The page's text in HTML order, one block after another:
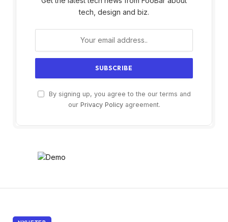
tech, design and biz.
By signing up, you agree to the our terms and
our Privacy Policyagreement.